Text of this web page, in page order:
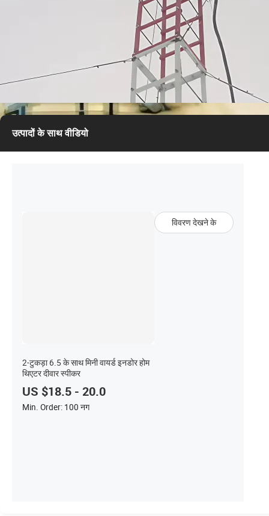
उत्पादों के साथ वीडियो
2-टुकड़ा 6.5 के साथ मिनी वायर्ड इनडोर होम
थिएटर दीवार स्पीकर
US $18.5 - 20.0
Min. Order: 100 नग
विवरण देखने के